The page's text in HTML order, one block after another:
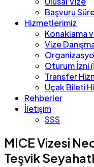
Başvuru
Hizmetlerimiz
Konaklama
Vize
Oturum İzni
Transfer
Uçak Bileti
Rehberler
İletişim
SSS
MICE Vizesi
Teşvik